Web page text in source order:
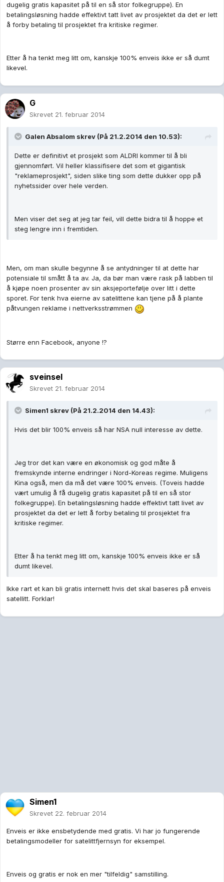
dugelig gratis kapasitet på til en så stor folkegruppe). En
betalingsløsning hadde effektivt tatt livet av prosjektet da det er lett
å forby betaling til prosjektet fra kritiske regimer.
Etter å ha tenkt meg litt om, kanskje 100% enveis ikke er så dumt
likevel.
G
Skrevet 21. februar 2014
Galen Absalom skrev (På 21.2.2014 den 10.53):
Dette er definitivt et prosjekt som ALDRI kommer til å bli
gjennomført. Vil heller klassifisere det som et gigantisk
"reklameprosjekt", siden slike ting som dette dukker opp på
nyhetssider over hele verden.
Men viser det seg at jeg tar feil, vill dette bidra til å hoppe et
steg lengre inn i fremtiden.
Men, om man skulle begynne å se antydninger til at dette har
potensiale til smått å ta av. Ja, da bør man være rask på labben til
å kjøpe noen prosenter av sin aksjeportefølje over litt i dette
sporet. For tenk hva eierne av satelittene kan tjene på å plante
påtvungen reklame i nettverksstrømmen
Større enn Facebook, anyone !?
sveinsel
Skrevet 21. februar 2014
Simen1 skrev (På 21.2.2014 den 14.43):
Hvis det blir 100% enveis så har NSA null interesse av dette.
Jeg tror det kan være en økonomisk og god måte å
fremskynde interne endringer i Nord-Koreas regime. Muligens
Kina også, men da må det være 100% enveis. (Toveis hadde
vært umulig å få dugelig gratis kapasitet på til en så stor
folkegruppe). En betalingsløsning hadde effektivt tatt livet av
prosjektet da det er lett å forby betaling til prosjektet fra
kritiske regimer.
Etter å ha tenkt meg litt om, kanskje 100% enveis ikke er så
dumt likevel.
Ikke rart et kan bli gratis internett hvis det skal baseres på enveis
satellitt. Forklar!
Simen1
Skrevet 22. februar 2014
Enveis er ikke ensbetydende med gratis. Vi har jo fungerende
betalingsmodeller for satelittfjernsyn for eksempel.
Enveis og gratis er nok en mer "tilfeldig" samstilling.